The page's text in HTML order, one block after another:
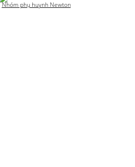
Nhóm phụ huynh Newton